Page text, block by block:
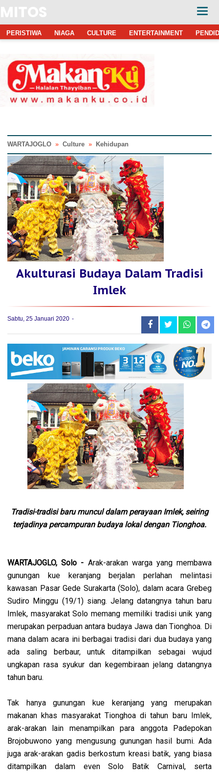
MITOS
PERISTIWA NIAGA CULTURE ENTERTAINMENT
WARTAJOGLO » Culture » Kehidupan
Akulturasi Budaya Dalam Tradisi
Imlek
Sabtu, 25 Januari 2020
Tradisi-tradisi baru muncul dalam perayaan Imlek, seiring
terjadinya percampuran budaya lokal dengan Tionghoa.
WARTAJOGLO, Solo - Arak-arakan warga yang membawa
gunungan kue keranjang berjalan perlahan melintasi
kawasan Pasar Gede Surakarta (Solo), dalam acara Grebeg
Sudiro Minggu (19/1) siang. Jelang datangnya tahun baru
Imlek, masyarakat Solo memang memiliki tradisi unik yang
merupakan perpaduan antara budaya Jawa dan Tionghoa. Di
mana dalam acara ini berbagai tradisi dari dua budaya yang
ada saling berbaur, untuk ditampilkan sebagai wujud
ungkapan rasa syukur dan kegembiraan jelang datangnya
tahun baru.
Tak hanya gunungan kue keranjang yang merupakan
makanan khas masyarakat Tionghoa di tahun baru Imlek,
arak-arakan lain menampilkan para anggota Padepokan
Brojobuwono yang mengusung gunungan hasil bumi. Ada
juga arak-arakan gadis berkostum kreasi batik, yang biasa
ditampilkan dalam even Solo Batik Carnival, serta